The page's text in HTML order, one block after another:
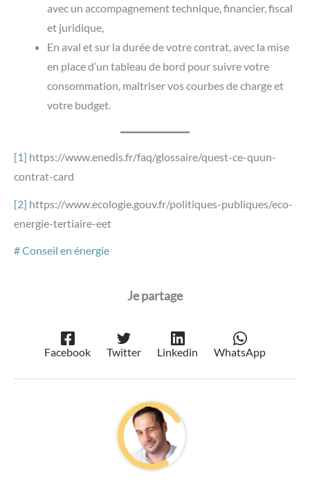
avec un accompagnement technique, financier, fiscal
et juridique,
En aval et sur la durée de votre contrat, avec la mise
en place d’un tableau de bord pour suivre votre
consommation, maîtriser vos courbes de charge et
votre budget.
[1] https://www.enedis.fr/faq/glossaire/quest-ce-quun-
contrat-card
[2] https://www.ecologie.gouv.fr/politiques-publiques/eco-
energie-tertiaire-eet
Conseil en énergie
Facebook Twitter Linkedin WhatsApp